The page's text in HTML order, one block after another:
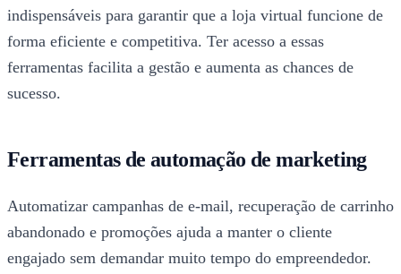
indispensáveis para garantir que a loja virtual funcione de
forma eficiente e competitiva. Ter acesso a essas
ferramentas facilita a gestão e aumenta as chances de
sucesso.
Ferramentas de automação de marketing
Automatizar campanhas de e-mail, recuperação de carrinho
abandonado e promoções ajuda a manter o cliente
engajado sem demandar muito tempo do empreendedor.